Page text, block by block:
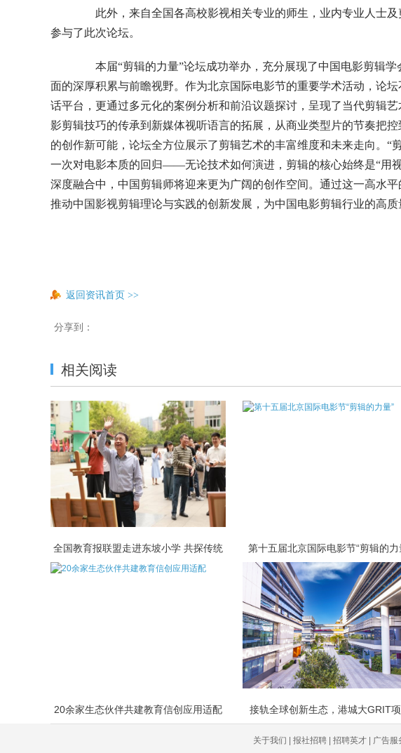
此外，来自全国各高校影视相关专业的师生，业内专业人士及
参与了此次论坛。
本届“剪辑的力量”论坛成功举办，充分展现了中国电影剪辑学
面的深厚积累与前瞻视野。作为北京国际电影节的重要学术活动，论
话平台，更通过多元化的案例分析和前沿议题探讨，呈现了当代剪辑
影剪辑技巧的传承到新媒体视听语言的拓展，从商业类型片的节奏把
的创作新可能，论坛全方位展示了剪辑艺术的丰富维度和未来走向。“
一次对电影本质的回归——无论技术如何演进，剪辑的核心始终是“用
深度融合中，中国剪辑师将迎来更为广阔的创作空间。通过这一高水
推动中国影视剪辑理论与实践的创新发展，为中国电影剪辑行业的高
返回资讯首页 >>
分享到：
相关阅读
全国教育报联盟走进东坡小学 共探传统 第十五届北京国际电影节“剪辑的力
20余家生态伙伴共建教育信创应用适配 接轨全球创新生态，港城大GRIT项
关于我们 | 报社招聘 | 招聘英才 | 广告